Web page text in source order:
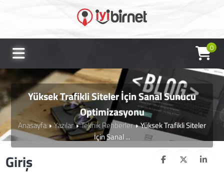
0
Yüksek Trafikli Siteler İçin Sanal Sunucu
Optimizasyonu
Anasayfa Yazılar Teknik Rehberler
Yüksek Trafikli Siteler
İçin Sanal ...
Giriş